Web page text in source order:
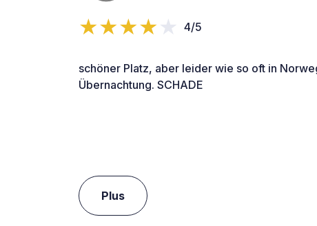
4/5
schöner Platz, aber leider wie so oft in
Übernachtung. SCHADE
Plus